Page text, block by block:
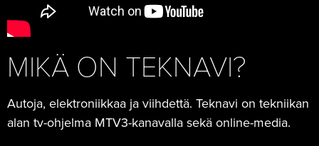
MIKÄ ON TEKNAVI?
Autoja, elektroniikkaa ja viihdettä. Teknavi on tekniikan
alan tv-ohjelma MTV3-kanavalla sekä online-media.